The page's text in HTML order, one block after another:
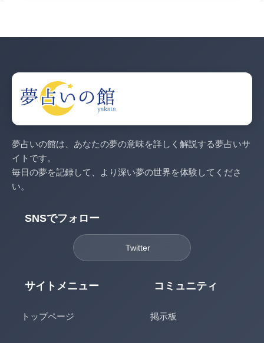
夢占いの館は、あなたの夢の意味を詳しく解説する夢占いサ
イトです。
毎日の夢を記録して、より深い夢の世界を体験してくださ
い。
SNSでフォロー
Twitter
サイトメニュー
トップページ
コミュニティ
掲示板